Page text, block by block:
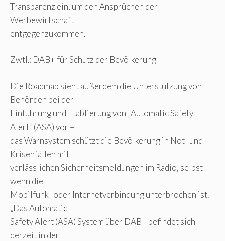
Transparenz ein, um den Ansprüchen der
Werbewirtschaft
entgegenzukommen.
Zwtl.: DAB+ für Schutz der Bevölkerung
Die Roadmap sieht außerdem die Unterstützung von
Behörden bei der
Einführung und Etablierung von „Automatic Safety
Alert“ (ASA) vor –
das Warnsystem schützt die Bevölkerung in Not- und
Krisenfällen mit
verlässlichen Sicherheitsmeldungen im Radio, selbst
wenn die
Mobilfunk- oder Internetverbindung unterbrochen ist.
„Das Automatic
Safety Alert (ASA) System über DAB+ befindet sich
derzeit in der